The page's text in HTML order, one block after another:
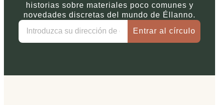
historias sobre materiales poco comunes y
novedades discretas del mundo de Éllanno.
Entrar al círculo